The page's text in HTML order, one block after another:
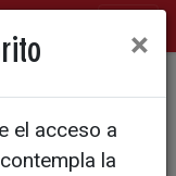
×
el acceso a
la